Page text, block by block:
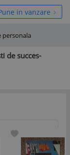
in vanzare
personala
de succes-